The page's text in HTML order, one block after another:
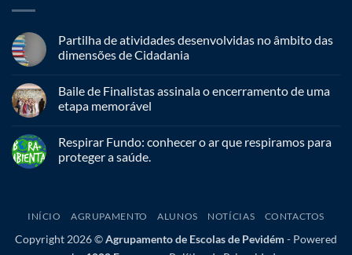
Partilha de atividades desenvolvidas no âmbito das
dimensões de Cidadania
Baile de Finalistas assinala o encerramento de uma
etapa memorável
Respirar Fundo: conhecer o ar que respiramos para
proteger a saúde.
INÍCIO AGRUPAMENTO ALUNOS NOTÍCIAS CONTACTOS
Copyright 2026 ©Agrupamento de Escolas de Pevidém - Powered